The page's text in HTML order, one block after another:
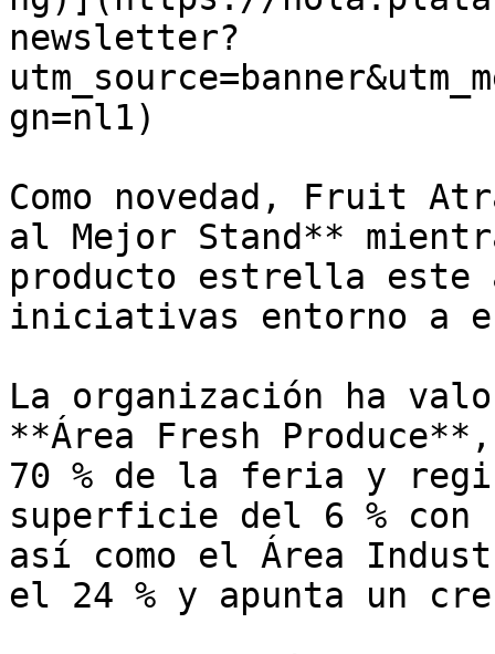
newsletter?
gn=nl1)
Como novedad, Fruit
al Mejor Stand**
producto estrella este
iniciativas entorno a
La organización ha
**Área Fresh
70 % de la feria y
superficie del 6 %
así como el Área
el 24 % y apunta un